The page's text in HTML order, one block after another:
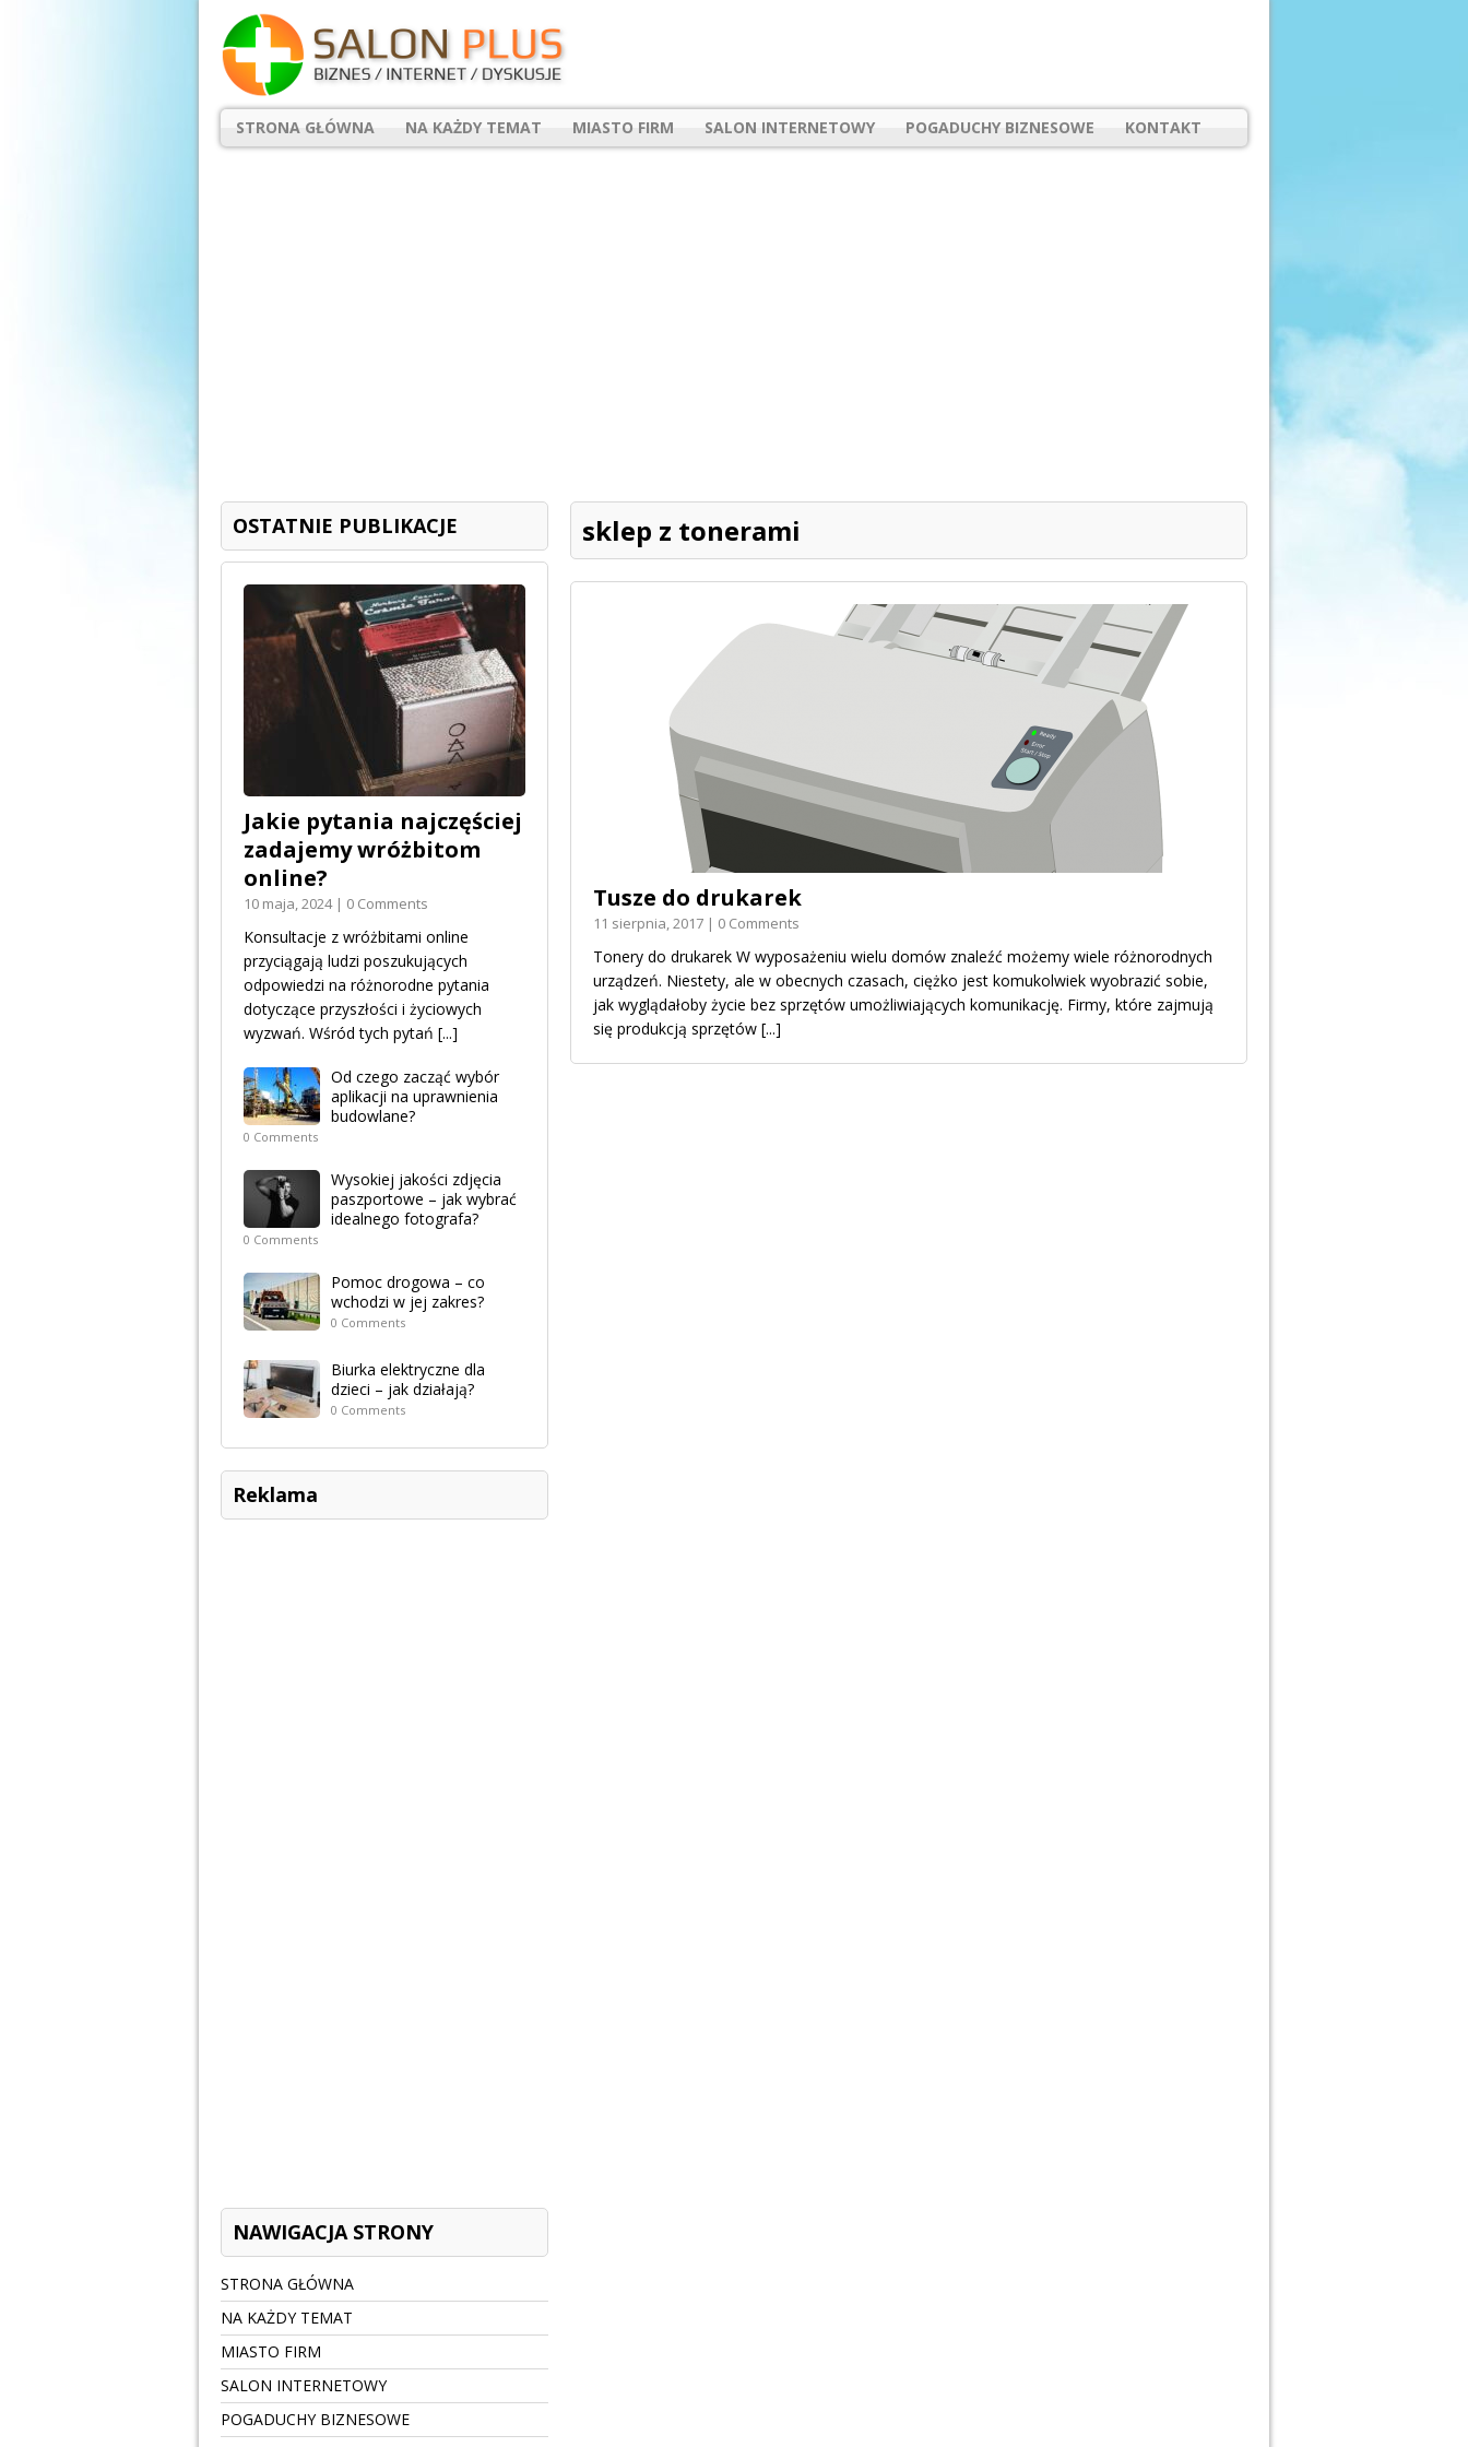
STRONA GŁÓWNA NA KAŻDY TEMAT MIASTO FIRM SALON INTERNETOWY POGADUCHY BIZNESOWE KONTAKT
sklep z tonerami
Tusze do drukarek
11 sierpnia, 2017 | 0 Comments
Tonery do drukarek W wyposażeniu wielu domów znaleźć możemy wiele różnorodnych
urządzeń. Niestety, ale w obecnych czasach, ciężko jest komukolwiek wyobrazić sobie,
jak wyglądałoby życie bez sprzętów umożliwiających komunikację. Firmy, które zajmują
się produkcją sprzętów [...]
OSTATNIE PUBLIKACJE
Jakie pytania najczęściej
zadajemy wróżbitom
online?
10 maja, 2024 | 0 Comments
Konsultacje z wróżbitami online
przyciągają ludzi poszukujących
odpowiedzi na różnorodne pytania
dotyczące przyszłości i życiowych
wyzwań. Wśród tych pytań [...]
Od czego zacząć wybór
aplikacji na uprawnienia
budowlane?
0 Comments
Wysokiej jakości zdjęcia
paszportowe – jak wybrać
idealnego fotografa?
0 Comments
Pomoc drogowa – co
wchodzi w jej zakres?
0 Comments
Biurka elektryczne dla
dzieci – jak działają?
0 Comments
Reklama
NAWIGACJA STRONY
STRONA GŁÓWNA
NA KAŻDY TEMAT
MIASTO FIRM
SALON INTERNETOWY
POGADUCHY BIZNESOWE